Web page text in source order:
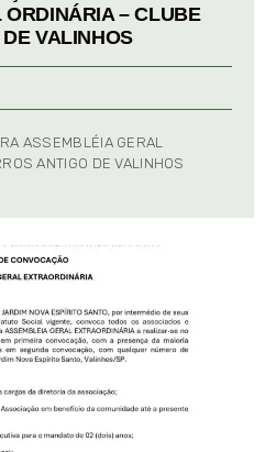
– CLUBE
VALINHOS
ASSEMBLÉIA GERAL
ANTIGO DE VALINHOS